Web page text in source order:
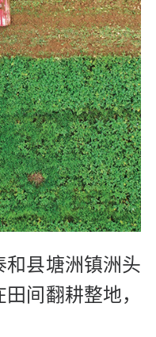
和县塘洲镇洲头
间翻耕整地，